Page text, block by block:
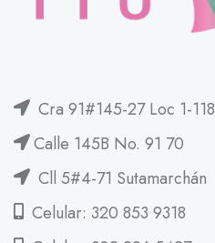
Cra 91#145-27 Loc 1-118
Calle 145B No. 91 70
Cll 5#4-71 Sutamarchán
Celular: 320 853 9318